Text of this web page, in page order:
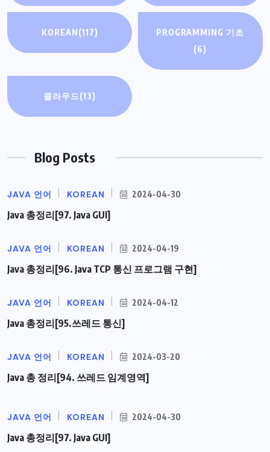
KOREAN(117)
PROGRAMMING 기초
(6)
클라우드 (13)
Blog Posts
JAVA 언어 KOREAN 2024-04-30
Java 총정리[97. Java GUI]
JAVA 언어 KOREAN 2024-04-19
Java 총정리[96. Java TCP 통신 프로그램 구현]
JAVA 언어 KOREAN 2024-04-12
Java 총정리[95.쓰레드 통신]
JAVA 언어 KOREAN 2024-03-20
Java 총 정리[94. 쓰레드 임계영역]
JAVA 언어 KOREAN 2024-04-30
Java 총정리[97. Java GUI]